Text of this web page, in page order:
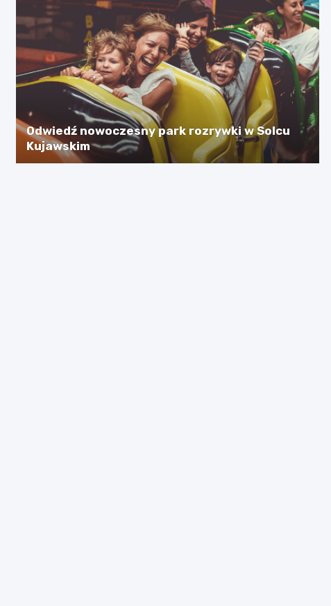
Odwiedź nowoczesny park rozrywki w Solcu
Kujawskim